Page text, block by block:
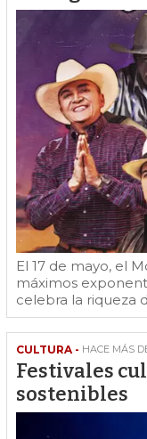
El 17 de mayo, el
máximos
celebra la riqueza
CULTURA - HACE MÁS
Festivales
sostenibles